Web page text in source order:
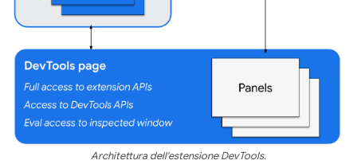
Architettura dell'estensione DevTools.